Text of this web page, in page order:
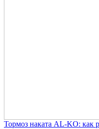
Тормоз наката AL-KO: как